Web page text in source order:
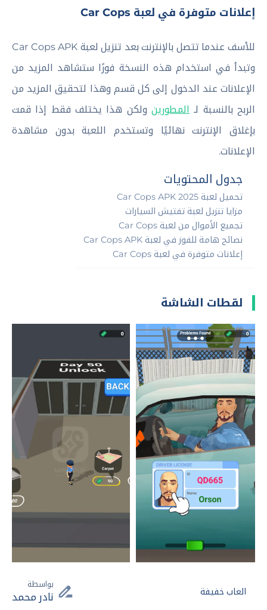
إعلانات متوفرة في لعبة Car Cops
للأسف عندما تتصل بالإنترنت بعد تنزيل لعبة Car Cops APK
وتبدأ في استخدام هذه النسخة فورًا ستشاهد المزيد من
الإعلانات عند الدخول إلى كل قسم وهذا لتحقيق المزيد من
الربح بالنسبة لـ المطورين ولكن هذا يختلف فقط إذا قمت
بإغلاق الإنترنت نهائيًا وتستخدم اللعبة بدون مشاهدة
الإعلانات.
جدول المحتويات
تحميل لعبة Car Cops APK 2025
مزايا تنزيل لعبة تفتيش السيارات
تجميع الأموال من لعبة Car Cops
نصائح هامة للفوز في لعبة Car Cops APK
إعلانات متوفرة في لعبة Car Cops
لقطات الشاشة
العاب خفيفة
بواسطة
نادر محمد